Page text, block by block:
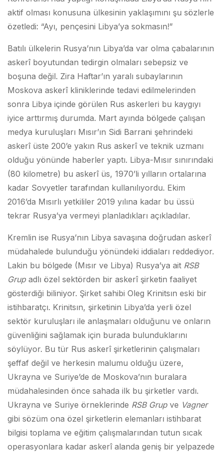
aktif olması konusuna ülkesinin yaklaşımını şu sözlerle
özetledi: “Ayı, pençesini Libya’ya sokmasın!”
Batılı ülkelerin Rusya’nın Libya’da var olma çabalarının
askerî boyutundan tedirgin olmaları sebepsiz ve
boşuna değil. Zira Haftar’ın yaralı subaylarının
Moskova askerî kliniklerinde tedavi edilmelerinden
sonra Libya içinde görülen Rus askerleri bu kaygıyı
iyice arttırmış durumda. Mart ayında bölgede çalışan
medya kuruluşları Mısır’ın Sidi Barrani şehrindeki
askerî üste 200’e yakın Rus askerî ve teknik uzmanı
olduğu yönünde haberler yaptı. Libya-Mısır sınırındaki
(80 kilometre) bu askerî üs, 1970’li yılların ortalarına
kadar Sovyetler tarafından kullanılıyordu. Ekim
2016’da Mısırlı yetkililer 2019 yılına kadar bu üssü
tekrar Rusya’ya vermeyi planladıkları açıkladılar.
Kremlin ise Rusya’nın Libya savaşına doğrudan askerî
müdahalede bulunduğu yönündeki iddiaları reddediyor.
Lakin bu bölgede (Mısır ve Libya) Rusya’ya ait RSB
Grupadlı özel sektörden bir askerî şirketin faaliyet
gösterdiği biliniyor. Şirket sahibi Oleg Krinitsın eski bir
istihbaratçı. Krinitsın, şirketinin Libya’da yerli özel
sektör kuruluşları ile anlaşmaları olduğunu ve onların
güvenliğini sağlamak için burada bulunduklarını
söylüyor. Bu tür Rus askerî şirketlerinin çalışmaları
şeffaf değil ve herkesin malumu olduğu üzere,
Ukrayna ve Suriye’de de Moskova’nın buralara
müdahalesinden önce sahada ilk bu şirketler vardı.
Ukrayna ve Suriye örneklerinde RSB Grupve Vagner
gibi sözüm ona özel şirketlerin elemanları istihbarat
bilgisi toplama ve eğitim çalışmalarından tutun sıcak
operasyonlara kadar askerî alanda geniş bir yelpazede